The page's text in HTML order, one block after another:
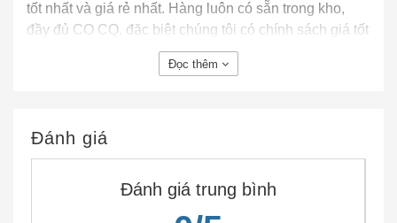
tốt nhất và giá rẻ nhất. Hàng luôn có sẵn trong kho,
đầy đủ CO CQ. đặc biệt chúng tôi có chính sách giá tốt
Nếu bạn cần thêm bất cứ thông tin nào về sản
Hãy đặt câu hỏi ở phầnLive Chat hoặc
cho chúng tôi để được giải đáp
Đọc thêm
Đánh giá
Đánh giá trung bình